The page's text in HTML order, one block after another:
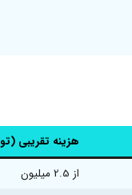
هزینه تقریبی
از 2.5 میلیون